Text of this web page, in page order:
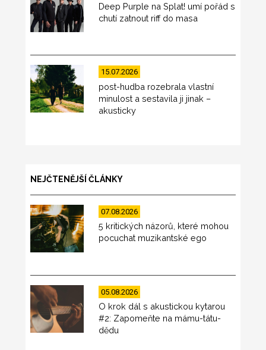
Deep Purple na Splat! umí pořád s
chutí zatnout riff do masa
15.07.2026
post-hudba rozebrala vlastní
minulost a sestavila ji jinak –
akusticky
NEJČTENĚJŠÍ ČLÁNKY
07.08.2026
5 kritických názorů, které mohou
pocuchat muzikantské ego
05.08.2026
O krok dál s akustickou kytarou
#2: Zapomeňte na mámu-tátu-
dědu